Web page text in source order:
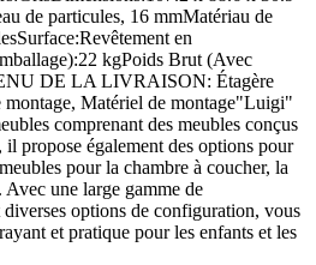
de particules, 16 mmMatériau de
en
kgPoids Brut (Avec
DE LA LIVRAISON: Étagère
montage, Matériel de montage"Luigi"
comprenant des meubles conçus
propose également des options pour
pour la chambre à coucher, la
une large gamme de
options de configuration, vous
et pratique pour les enfants et les